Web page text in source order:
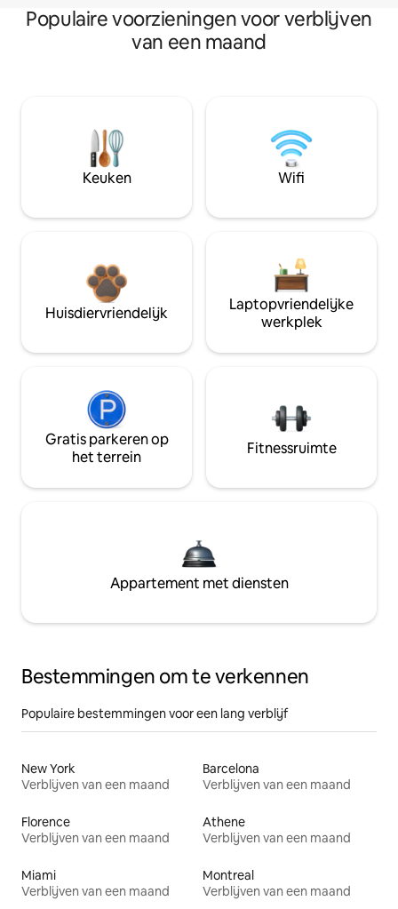
Populaire voorzieningen voor verblijven
van een maand
Keuken Wifi
Huisdiervriendelijk
Laptopvriendelijke
werkplek
Gratis parkeren op
het terrein
Fitnessruimte
Appartement met diensten
Bestemmingen om te verkennen
Populaire bestemmingen voor een lang verblijf
New York
Verblijven van een maand
Barcelona
Verblijven van een maand
Florence
Verblijven van een maand
Athene
Verblijven van een maand
Miami
Verblijven van een maand
Montreal
Verblijven van een maand